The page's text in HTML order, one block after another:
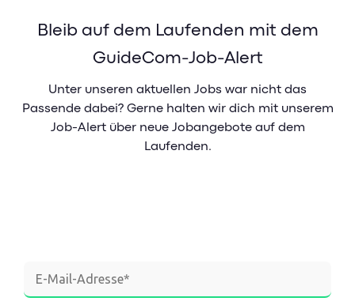
Bleib auf dem Laufenden mit dem
GuideCom-Job-Alert
Unter unseren aktuellen Jobs war nicht das
Passende dabei? Gerne halten wir dich mit unserem
Job-Alert über neue Jobangebote auf dem
Laufenden.